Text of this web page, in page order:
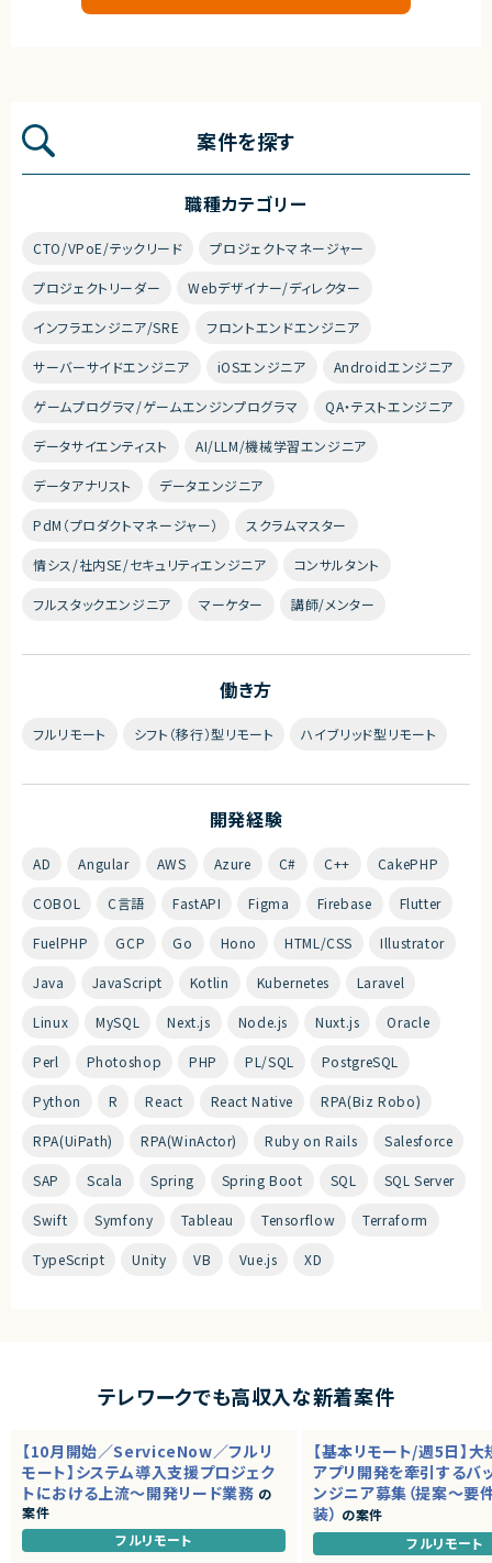
案件を探す
職種カテゴリー
CTO/VPoE/テックリード プロジェクトマネージャー
プロジェクトリーダー Webデザイナー/ディレクター
インフラエンジニア/SRE フロントエンドエンジニア
サーバーサイドエンジニア iOSエンジニア Androidエンジニア
ゲームプログラマ/ゲームエンジンプログラマ QA・テストエンジニア
データサイエンティスト AI/LLM/機械学習エンジニア
データアナリスト データエンジニア
PdM（プロダクトマネージャー） スクラムマスター
情シス/社内SE/セキュリティエンジニア コンサルタント
フルスタックエンジニア マーケター 講師/メンター
働き方
フルリモート シフト（移行）型リモート ハイブリッド型リモート
開発経験
AD Angular AWS Azure C# C++ CakePHP
COBOL C言語 FastAPI Figma Firebase Flutter
FuelPHP GCP Go Hono HTML/CSS Illustrator
Java JavaScript Kotlin Kubernetes Laravel
Linux MySQL Next.js Node.js Nuxt.js Oracle
Perl Photoshop PHP PL/SQL PostgreSQL
Python R React React Native RPA(Biz Robo)
RPA(UiPath) RPA(WinActor) Ruby on Rails Salesforce
SAP Scala Spring Spring Boot SQL SQL Server
Swift Symfony Tableau Tensorflow Terraform
TypeScript Unity VB Vue.js XD
テレワークでも高収入な新着案件
【10月開始／ServiceNow／フルリ
モート】システム導入支援プロジェク
トにおける上流～開発リード業務 の
案件
フルリモート
【基本リモート/週5日】
アプリ開発を牽引するバ
ンジニア募集（提案～要
装） の案件
フルリモート